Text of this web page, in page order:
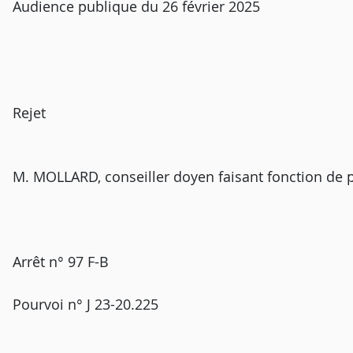
Audience publique du 26 février 2025
Rejet
M. MOLLARD, conseiller doyen faisant fonction de
Arrêt n° 97 F-B
Pourvoi n° J 23-20.225